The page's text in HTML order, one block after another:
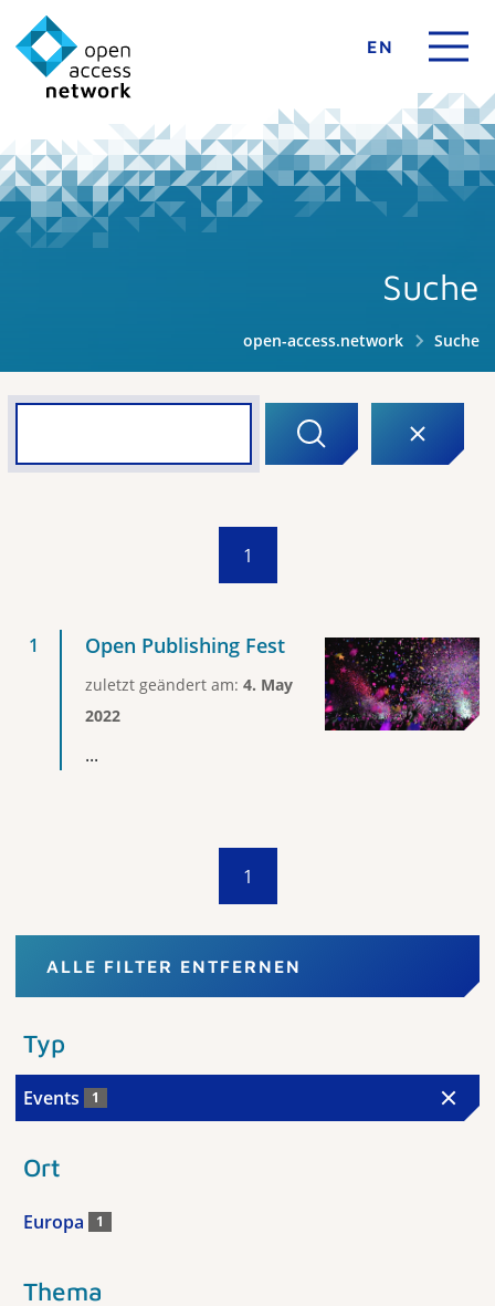
EN
Suche
open-access.network Suche
1
Open Publishing Fest
zuletzt geändert am: 4. May
2022
...
1
ALLE FILTER ENTFERNEN
Typ
Events 1
Ort
Europa 1
Thema